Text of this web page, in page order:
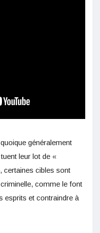
généralement
leur lot de «
certaines cibles sont
comme le font
esprits et contraindre à